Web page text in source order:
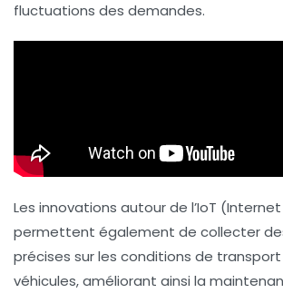
fluctuations des demandes.
Les innovations autour de l’IoT
permettent également de collecter
précises sur les conditions de
véhicules, améliorant ainsi la